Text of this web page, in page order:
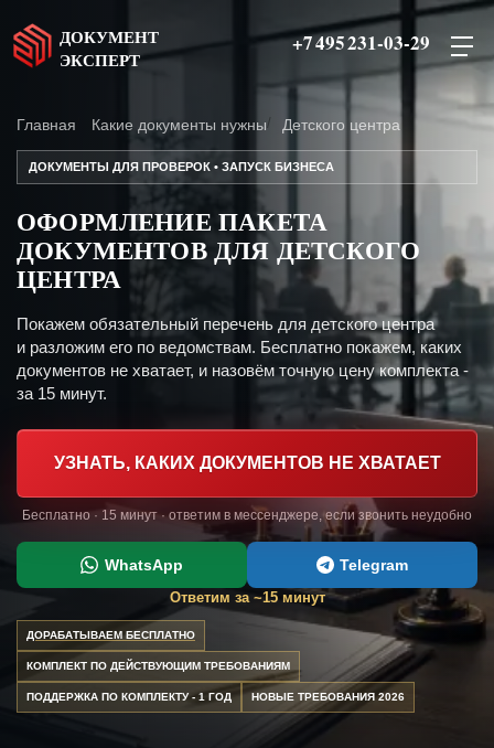
ДОКУМЕНТ
ЭКСПЕРТ
+7 495 231-03-29
Главная Какие документы нужны Детского центра
ДОКУМЕНТЫ ДЛЯ ПРОВЕРОК • ЗАПУСК БИЗНЕСА
ОФОРМЛЕНИЕ ПАКЕТА
ДОКУМЕНТОВ ДЛЯ ДЕТСКОГО
ЦЕНТРА
Покажем обязательный перечень для детского центра
и разложим его по ведомствам. Бесплатно покажем, каких
документов не хватает, и назовём точную цену комплекта -
за 15 минут.
УЗНАТЬ, КАКИХ ДОКУМЕНТОВ НЕ ХВАТАЕТ
Бесплатно · 15 минут · ответим в мессенджере, если звонить неудобно
WhatsApp Telegram
Ответим за ~15 минут
ДОРАБАТЫВАЕМ БЕСПЛАТНО
КОМПЛЕКТ ПО ДЕЙСТВУЮЩИМ ТРЕБОВАНИЯМ
ПОДДЕРЖКА ПО КОМПЛЕКТУ - 1 ГОД НОВЫЕ ТРЕБОВАНИЯ 2026